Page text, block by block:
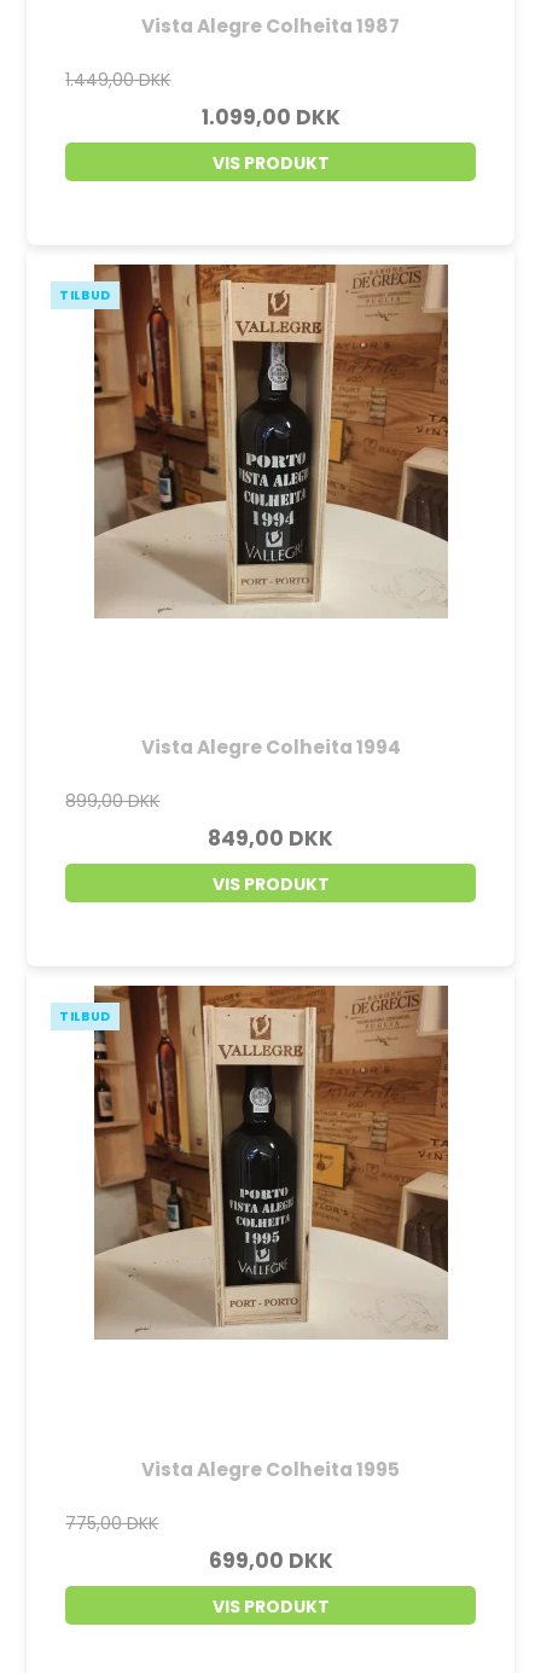
Vista Alegre Colheita 1987
1.449,00 DKK
1.099,00 DKK
VIS PRODUKT
TILBUD
Vista Alegre Colheita 1994
899,00 DKK
849,00 DKK
VIS PRODUKT
TILBUD
Vista Alegre Colheita 1995
775,00 DKK
699,00 DKK
VIS PRODUKT